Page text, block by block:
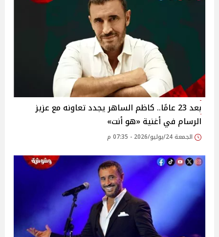
بعد 23 عامًا.. كاظم الساهر يجدد تعاونه مع عزيز
الرسام في أغنية «هو أنت»
الجمعة 24/يوليو/2026 - 07:35 م